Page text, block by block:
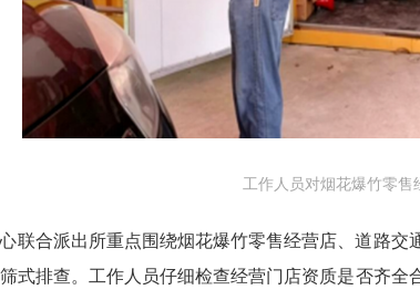
工作人员对烟花爆竹零售
联合派出所重点围绕烟花爆竹零售经营店、道路
式排查。工作人员仔细检查经营门店资质是否齐